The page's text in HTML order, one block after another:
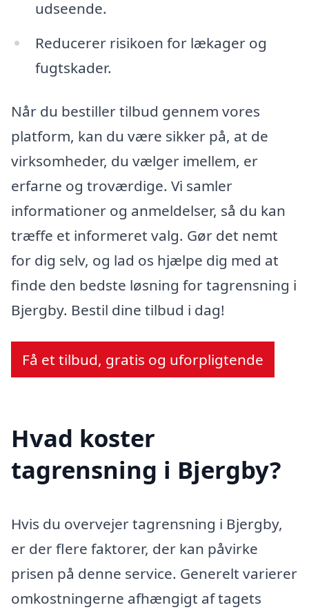
udseende.
Reducerer risikoen for lækager og
fugtskader.
Når du bestiller tilbud gennem vores
platform, kan du være sikker på, at de
virksomheder, du vælger imellem, er
erfarne og troværdige. Vi samler
informationer og anmeldelser, så du kan
træffe et informeret valg. Gør det nemt
for dig selv, og lad os hjælpe dig med at
finde den bedste løsning for tagrensning i
Bjergby. Bestil dine tilbud i dag!
Få et tilbud, gratis og uforpligtende
Hvad koster
tagrensning i Bjergby?
Hvis du overvejer tagrensning i Bjergby,
er der flere faktorer, der kan påvirke
prisen på denne service. Generelt varierer
omkostningerne afhængigt af tagets